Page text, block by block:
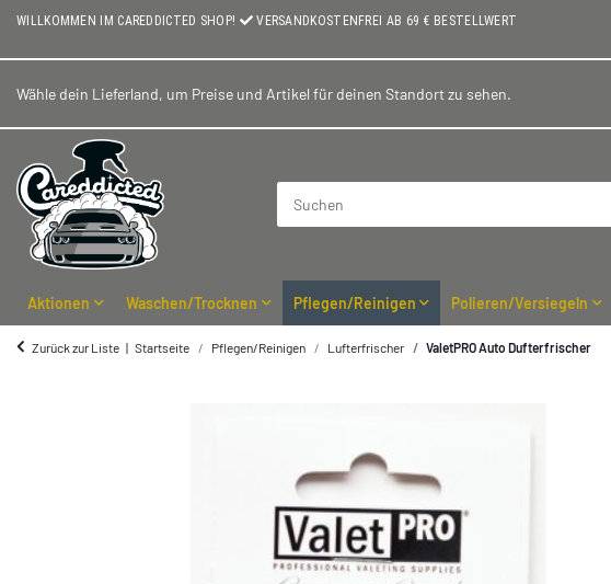
WILLKOMMEN IM CAREDDICTED SHOP! VERSANDKOSTENFREI AB 69 € BESTELLWERT
Wähle dein Lieferland, um Preise und Artikel für deinen Standort zu sehen.
Aktionen Waschen/Trocknen Pflegen/Reinigen Polieren/Versiegeln
Zurück zur Liste Startseite Pflegen/Reinigen Lufterfrischer ValetPRO Auto Dufterfrischer